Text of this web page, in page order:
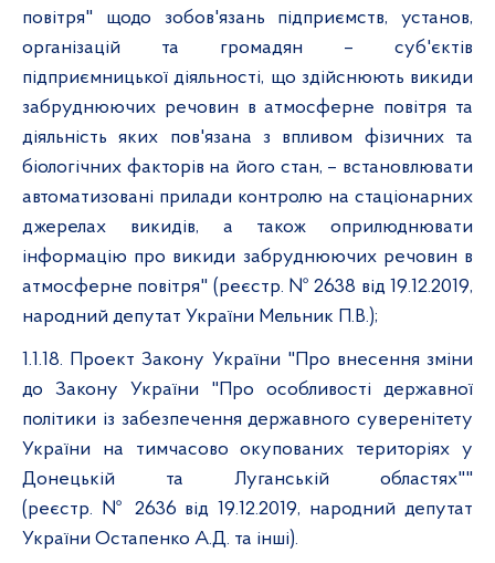
повітря" щодо зобов'язань підприємств, установ,
організацій та громадян – суб'єктів
підприємницької діяльності, що здійснюють викиди
забруднюючих речовин в атмосферне повітря та
діяльність яких пов'язана з впливом фізичних та
біологічних факторів на його стан, – встановлювати
автоматизовані прилади контролю на стаціонарних
джерелах викидів, а також оприлюднювати
інформацію про викиди забруднюючих речовин в
атмосферне повітря" (реєстр. № 2638 від 19.12.2019,
народний депутат України Мельник П.В.);
1.1.18. Проект Закону України "Про внесення зміни
до Закону України "Про особливості державної
політики із забезпечення державного суверенітету
України на тимчасово окупованих територіях у
Донецькій та Луганській областях""
(реєстр. № 2636 від 19.12.2019, народний депутат
України Остапенко А.Д. та інші).